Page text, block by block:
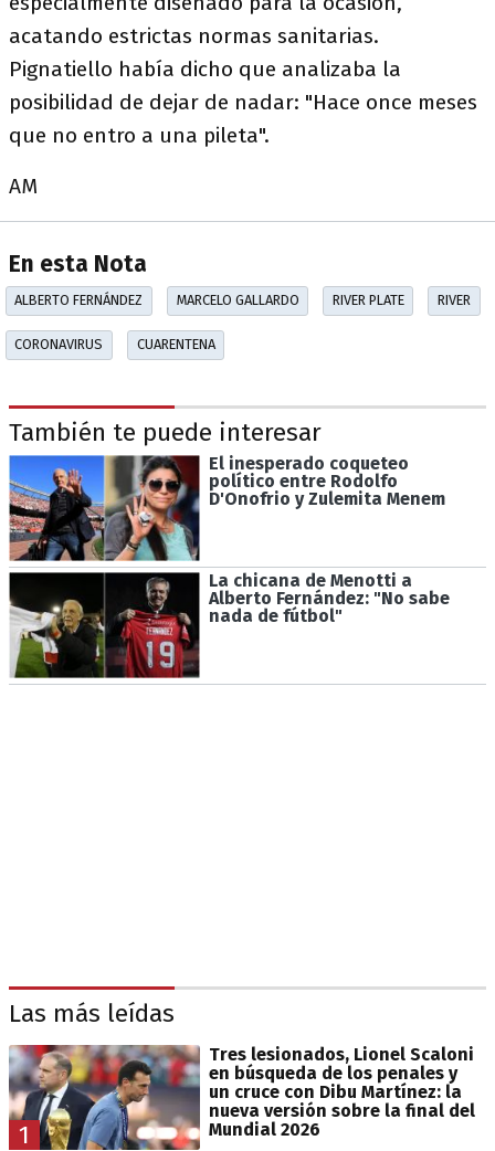
acatando estrictas normas sanitarias.
Pignatiello había dicho que analizaba la
posibilidad de dejar de nadar: "Hace once meses
que no entro a una pileta".
AM
En esta Nota
ALBERTO FERNÁNDEZ MARCELO GALLARDO RIVER PLATE RIVER
CORONAVIRUS CUARENTENA
También te puede interesar
El inesperado coqueteo
político entre Rodolfo
D'Onofrio y Zulemita Menem
La chicana de Menotti a
Alberto Fernández: "No sabe
nada de fútbol"
Las más leídas
1
Tres lesionados, Lionel Scaloni
en búsqueda de los penales y
un cruce con Dibu Martínez: la
nueva versión sobre la final del
Mundial 2026